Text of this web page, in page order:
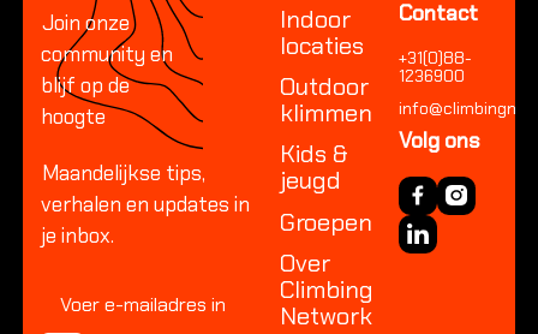
Join onze
community en
blijf op de
hoogte
Maandelijkse tips,
verhalen en updates in
je inbox.
Indoor
locaties
Outdoor
klimmen
Kids &
jeugd
Groepen
Over
Climbing
Network
Contact
+31(0)88-
1236900
Volg ons